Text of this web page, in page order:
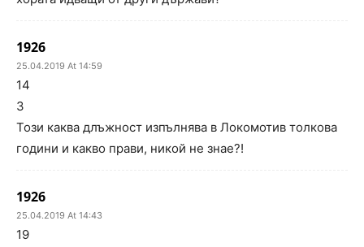
1926
25.04.2019 At 14:59
14
3
Този каква длъжност изпълнява в Локомотив толкова
години и какво прави, никой не знае?!
1926
25.04.2019 At 14:43
19